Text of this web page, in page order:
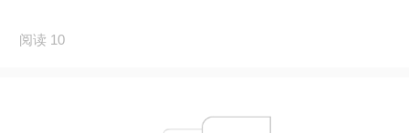
阅读 10